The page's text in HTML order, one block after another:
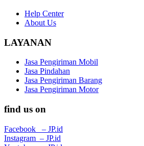
Help Center
About Us
LAYANAN
Jasa Pengiriman Mobil
Jasa Pindahan
Jasa Pengiriman Barang
Jasa Pengiriman Motor
find us on
Facebook – JP.id
Instagram – JP.id